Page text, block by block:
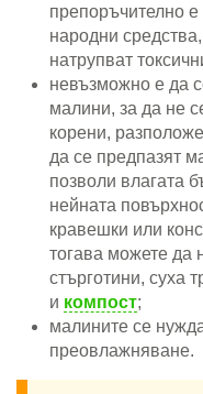
препоръчително е
народни
натрупват
невъзможно е да
малини, за да не
корени,
да се предпазят
позволи влагата
нейната
кравешки или
тогава можете да
стърготини, суха
и компост;
малините се
преовлажняване.